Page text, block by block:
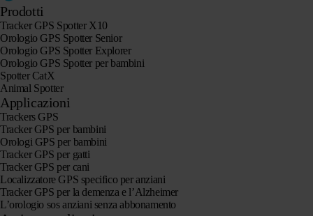
Prodotti
Tracker GPS Spotter X10
Orologio GPS Spotter Senior
Orologio GPS Spotter Explorer
Orologio GPS Spotter per bambini
Spotter CatX
Animal Spotter
Applicazioni
Trackers GPS
Tracker GPS per bambini
Orologi GPS per bambini
Tracker GPS per gatti
Tracker GPS per cani
Localizzatore GPS specifico per anziani
Tracker GPS per la demenza e l’Alzheimer
L’orologio sos anziani senza abbonamento